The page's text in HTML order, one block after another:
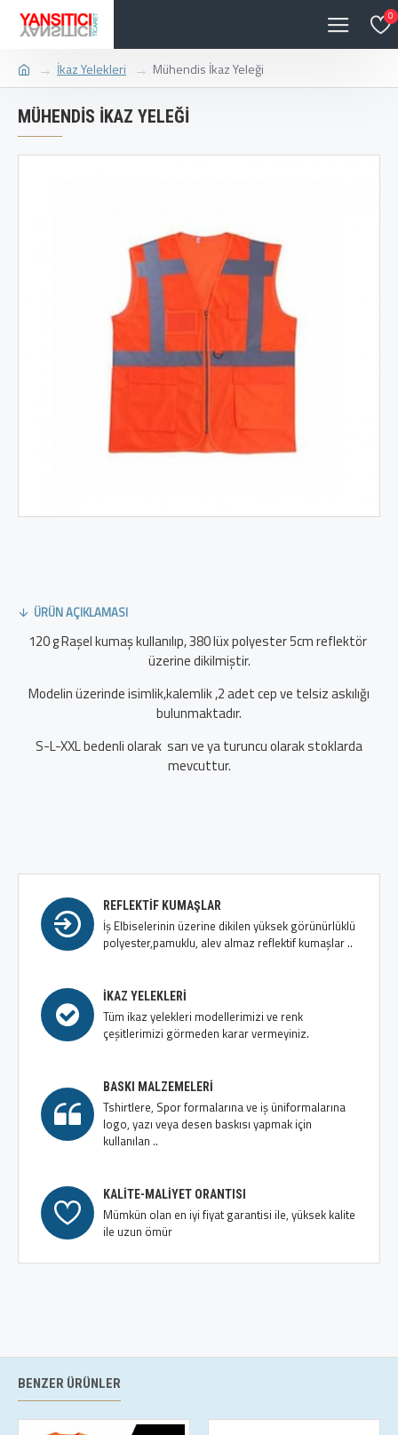
0
İkaz Yelekleri Mühendis İkaz Yeleği
MÜHENDIS İKAZ YELEĞI
ÜRÜN AÇIKLAMASI
120 g Raşel kumaş kullanılıp, 380 lüx polyester 5cm reflektör
üzerine dikilmiştir.
Modelin üzerinde isimlik,kalemlik ,2 adet cep ve telsiz askılığı
bulunmaktadır.
S-L-XXL bedenli olarak sarı ve ya turuncu olarak stoklarda
mevcuttur.
REFLEKTIF KUMAŞLAR
İş Elbiselerinin üzerine dikilen yüksek görünürlüklü
polyester,pamuklu, alev almaz reflektif kumaşlar ..
İKAZ YELEKLERI
Tüm ikaz yelekleri modellerimizi ve renk
çeşitlerimizi görmeden karar vermeyiniz.
BASKI MALZEMELERI
Tshirtlere, Spor formalarına ve iş üniformalarına
logo, yazı veya desen baskısı yapmak için
kullanılan ..
KALİTE-MALİYET ORANTISI
Mümkün olan en iyi fiyat garantisi ile, yüksek kalite
ile uzun ömür
BENZER ÜRÜNLER